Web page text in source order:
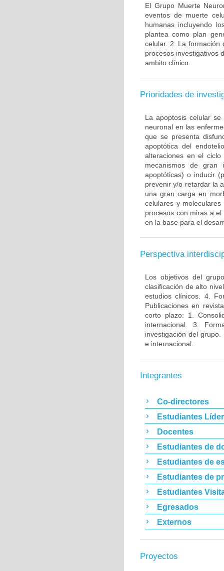
El Grupo Muerte
eventos de muerte
humanas incluyendo
plantea como plan
celular. 2. La formación
procesos investigativos
ambito clínico.
Prioridades de
La apoptosis celular
neuronal en las
que se presenta
apoptótica del
alteraciones en el
mecanismos de gran
apoptóticas) o inducir
prevenir y/o retardar la
una gran carga en
celulares y
procesos con miras a
en la base para el
Perspectiva
Los objetivos del
clasificación de alto
estudios clínicos. 4.
Publicaciones en
corto plazo: 1.
internacional. 3.
investigación del
e internacional.
Integrantes
Co-directores
Estudiantes
Docentes
Estudiantes de
Estudiantes de
Estudiantes de
Estudiantes
Egresados
Externos
Proyectos